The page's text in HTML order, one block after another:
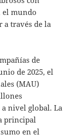
el mundo
través de la
de
de 2025, el
(MAU)
nivel global. La
principal
en el